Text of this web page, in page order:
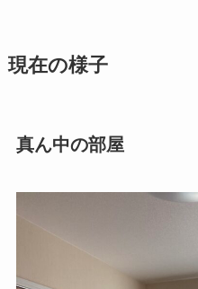
現在の様子
真ん中の部屋